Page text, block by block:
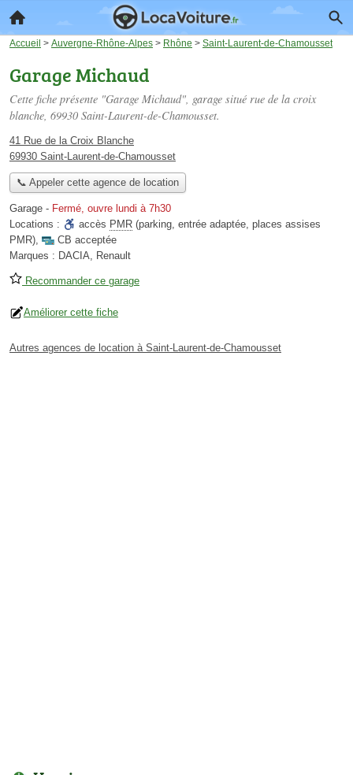
Accueil > Auvergne-Rhône-Alpes > Rhône > Saint-Laurent-de-Chamousset
Garage Michaud
Cette fiche présente "Garage Michaud", garage situé rue de la croix
blanche, 69930 Saint-Laurent-de-Chamousset.
41 Rue de la Croix Blanche
69930 Saint-Laurent-de-Chamousset
📞 Appeler cette agence de location
Garage - Fermé, ouvre lundi à 7h30
Locations :
accès PMR (parking, entrée adaptée, places assises
PMR),
CB acceptée
Marques : DACIA, Renault
Recommander ce garage
Améliorer cette fiche
Autres agences de location à Saint-Laurent-de-Chamousset